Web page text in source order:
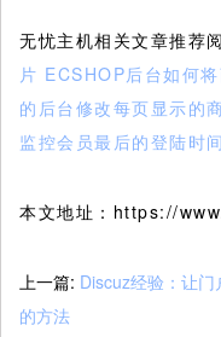
无忧主机相关文章推荐
片 ECSHOP后台如何
的后台修改每页显示的
监控会员最后的登陆时间
本文地址：https://
上一篇: Discuz经验：让
的方法